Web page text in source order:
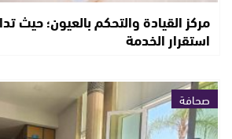
مركز القيادة والتحكم بالعيون؛ حيث
استقرار الخدمة
صحافة